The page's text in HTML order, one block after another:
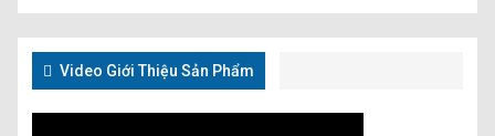
Video Giới Thiệu Sản Phẩm